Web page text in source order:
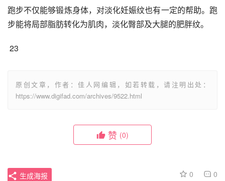
跑步不仅能够锻炼身体，对淡化妊娠纹也有一定的帮助。跑
步能将局部脂肪转化为肌肉，淡化臀部及大腿的肥胖纹。
23
原创文章，作者：佳人网编辑，如若转载，请注明出处：
https://www.digifad.com/archives/9522.html
赞 (0)
0 0
生成海报